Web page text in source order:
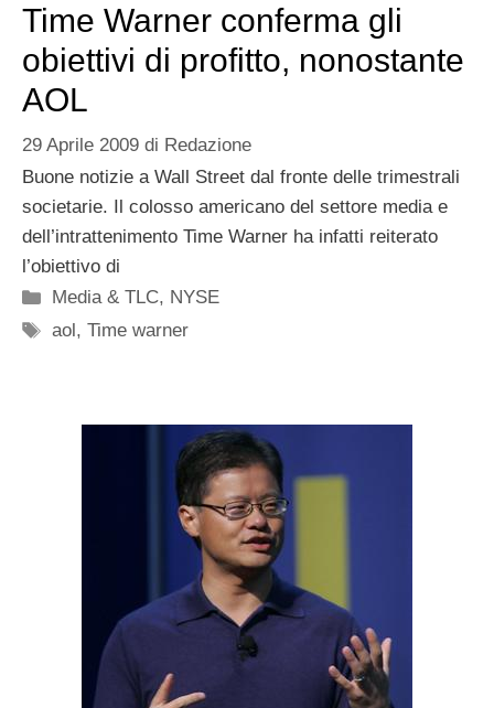
Time Warner conferma gli
obiettivi di profitto, nonostante
AOL
29 Aprile 2009 di Redazione
Buone notizie a Wall Street dal fronte delle trimestrali
societarie. Il colosso americano del settore media e
dell’intrattenimento Time Warner ha infatti reiterato
l’obiettivo di
Categorie
Media & TLC, NYSE
Tag
aol ,Time warner